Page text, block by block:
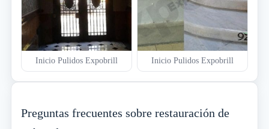
Inicio Pulidos Expobrill Inicio Pulidos Expobrill
Preguntas frecuentes sobre restauración de